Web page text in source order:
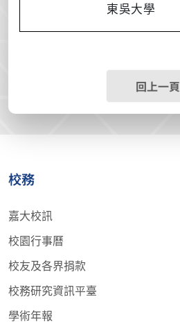
東吳大學
回上一頁
校務
嘉大校訊
校園行事曆
校友及各界捐款
校務研究資訊平臺
學術年報